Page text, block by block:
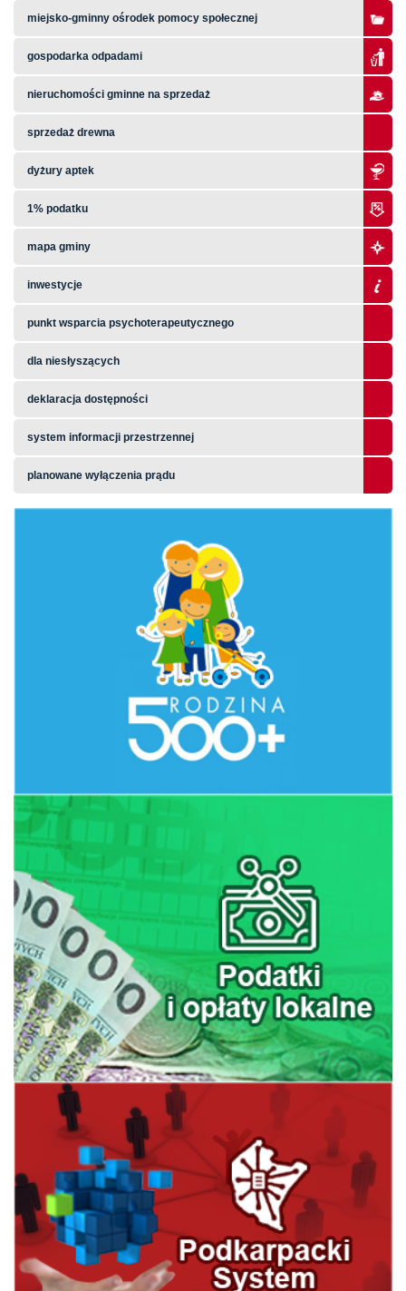
miejsko-gminny ośrodek pomocy społecznej
gospodarka odpadami
nieruchomości gminne na sprzedaż
sprzedaż drewna
dyżury aptek
1% podatku
mapa gminy
inwestycje
punkt wsparcia psychoterapeutycznego
dla niesłyszących
deklaracja dostępności
system informacji przestrzennej
planowane wyłączenia prądu